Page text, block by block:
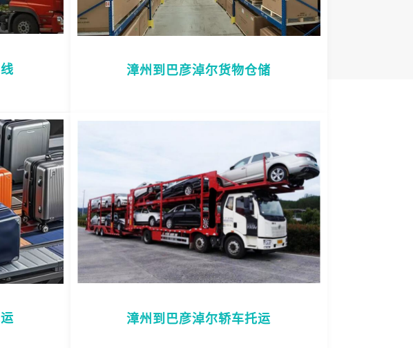
漳州到巴彦淖尔货物仓储
漳州到巴彦淖尔轿车托运